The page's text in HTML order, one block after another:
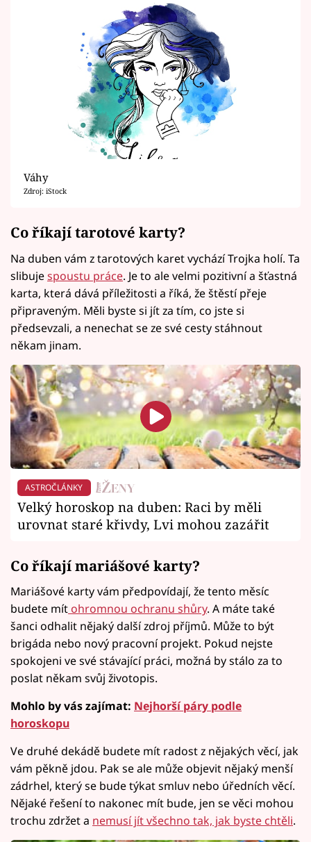
Váhy
Zdroj: iStock
Co říkají tarotové karty?
Na duben vám z tarotových karet vychází Trojka holí. Ta
slibujespoustu práce. Je to ale velmi pozitivní a šťastná
karta, která dává příležitosti a říká, že štěstí přeje
připraveným. Měli byste si jít za tím, co jste si
předsevzali, a nenechat se ze své cesty stáhnout
někam jinam.
ASTROČLÁNKY
Velký horoskop na duben: Raci by měli
urovnat staré křivdy, Lvi mohou zazářit
Co říkají mariášové karty?
Mariášové karty vám předpovídají, že tento měsíc
budete mít ohromnou ochranu shůry. A máte také
šanci odhalit nějaký další zdroj příjmů. Může to být
brigáda nebo nový pracovní projekt. Pokud nejste
spokojeni ve své stávající práci, možná by stálo za to
poslat někam svůj životopis.
Mohlo by vás zajímat: Nejhorší páry podle
horoskopu
Ve druhé dekádě budete mít radost z nějakých věcí, jak
vám pěkně jdou. Pak se ale může objevit nějaký menší
zádrhel, který se bude týkat smluv nebo úředních věcí.
Nějaké řešení to nakonec mít bude, jen se věci mohou
trochu zdržet a nemusí jít všechno tak, jak byste chtěli.